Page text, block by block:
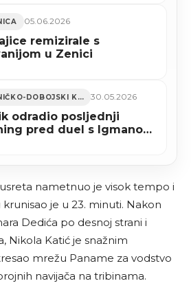
05.06.2026
remizirale s
u Zenici
ZENIČKO-DOBOJSKI KANTON 30.05.2026
odradio posljednji
pred duel s Igmanom
nametnuo je visok tempo i
je u 23. minuti. Nakon
Dedića po desnoj strani i
Nikola Katić je snažnim
mrežu Paname za vodstvo
navijača na tribinama.